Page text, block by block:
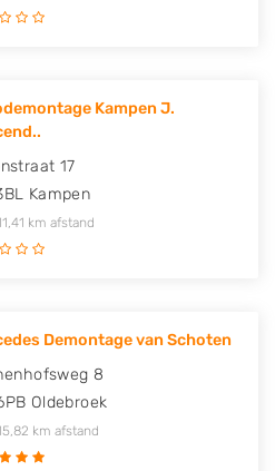
Kampen J.
17
Kampen
km afstand
Demontage van Schoten
8
Oldebroek
km afstand